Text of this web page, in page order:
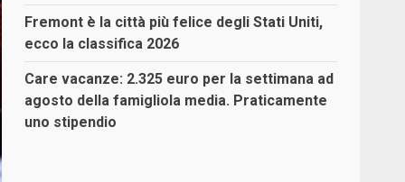
Fremont è la città più felice degli Stati Uniti,
ecco la classifica 2026
Care vacanze: 2.325 euro per la settimana ad
agosto della famigliola media. Praticamente
uno stipendio